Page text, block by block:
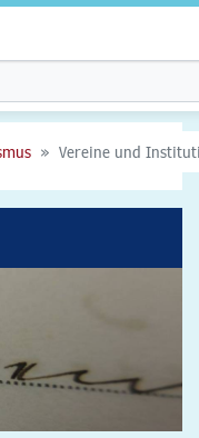
Vereine und